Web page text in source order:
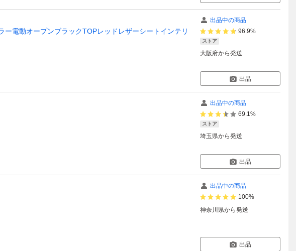
電動オープンブラックTOPレッドレザーシートインテリ
出品中の商品
96.9%
ストア
大阪府から発送
出品
出品中の商品
69.1%
ストア
埼玉県から発送
出品
出品中の商品
100%
神奈川県から発送
出品